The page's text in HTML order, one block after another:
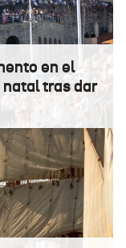
en el
natal tras dar